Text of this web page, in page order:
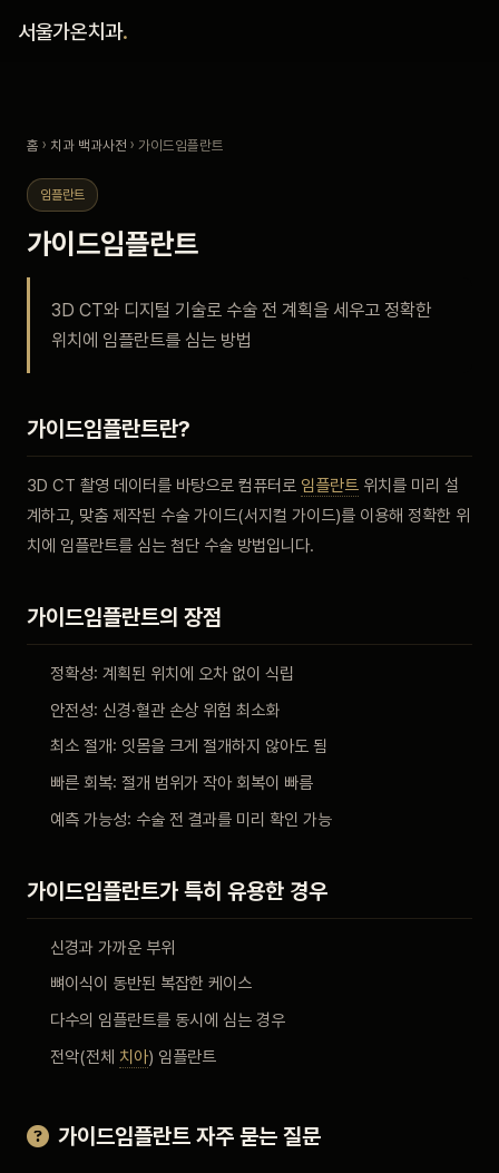
서울가온치과.
진료 안내
안내
비포 애프터
자주 묻는 질문
회원가입 / 로그인
홈 › 치과 백과사전 › 가이드임플란트
임플란트
가이드임플란트
3D CT와 디지털 기술로 수술 전 계획을 세우고 정확한
위치에 임플란트를 심는 방법
가이드임플란트란?
3D CT 촬영 데이터를 바탕으로 컴퓨터로 임플란트 위치를 미리 설
계하고, 맞춤 제작된 수술 가이드(서지컬 가이드)를 이용해 정확한 위
치에 임플란트를 심는 첨단 수술 방법입니다.
가이드임플란트의 장점
정확성: 계획된 위치에 오차 없이 식립
안전성: 신경·혈관 손상 위험 최소화
최소 절개: 잇몸을 크게 절개하지 않아도 됨
빠른 회복: 절개 범위가 작아 회복이 빠름
예측 가능성: 수술 전 결과를 미리 확인 가능
가이드임플란트가 특히 유용한 경우
신경과 가까운 부위
뼈이식이 동반된 복잡한 케이스
다수의 임플란트를 동시에 심는 경우
전악(전체 치아) 임플란트
가이드임플란트 자주 묻는 질문